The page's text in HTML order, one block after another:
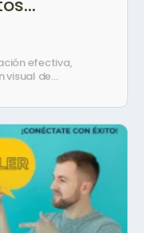
efectiva,
visual de